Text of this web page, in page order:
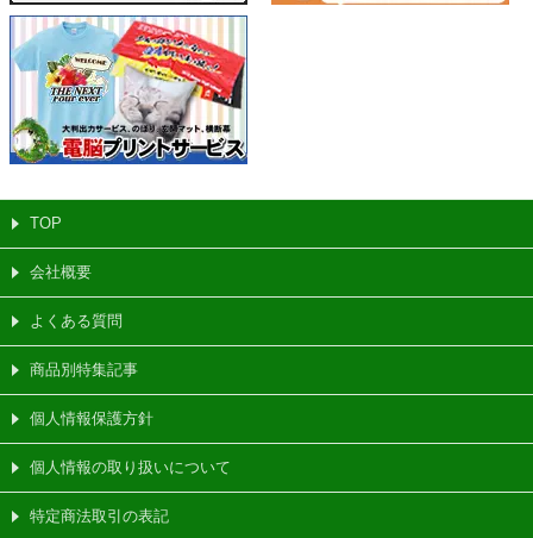
TOP
会社概要
よくある質問
商品別特集記事
個人情報保護方針
個人情報の取り扱いについて
特定商法取引の表記